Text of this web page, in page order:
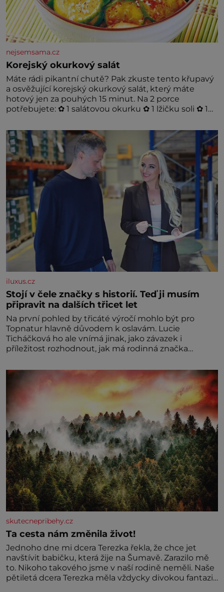
nejsemsama.cz
Korejský okurkový salát
Máte rádi pikantní chutě? Pak zkuste tento křupavý
a osvěžující korejský okurkový salát, který máte
hotový jen za pouhých 15 minut. Na 2 porce
potřebujete: ✿ 1 salátovou okurku ✿ 1 lžičku soli ✿ 1
rýžového octa ✿ 1 lžičku sezamového oleje ✿ 1 lžičku
chilli ✿ 1 lžičku cukru ✿ 1 jarní cibulku ✿ 1 lžíci
sezamových semínek
iluxus.cz
Stojí v čele značky s historií. Teď ji musím
připravit na dalších třicet let
Na první pohled by třicáté výročí mohlo být pro
Topnatur hlavně důvodem k oslavám. Lucie
Ticháčková ho ale vnímá jinak, jako závazek i
příležitost rozhodnout, jak má rodinná značka
skutecnepribehy.cz
Ta cesta nám změnila život!
Jednoho dne mi dcera Terezka řekla, že chce jet
navštívit babičku, která žije na Šumavě. Zarazilo mě
to. Nikoho takového jsme v naší rodině neměli. Naše
pětiletá dcera Terezka měla vždycky divokou fantazii.